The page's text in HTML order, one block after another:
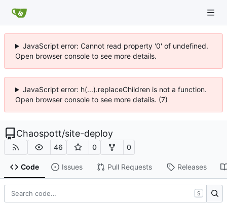
JavaScript error: Cannot read property '0' of undefined.
Open browser console to see more details.
JavaScript error: h(...).replaceChildren is not a function.
Open browser console to see more details. (7)
Chaospott/site-deploy
46 0 0
Code Issues Pull Requests Releases
S